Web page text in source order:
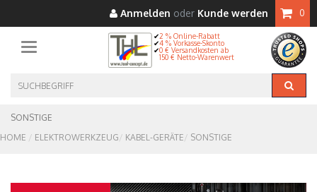
Anmelden oder Kunde werden 0
Toggle navigation
2 % Online-Rabatt
4 % Vorkasse-Skonto
0 € Versandkosten ab
150 € Netto-Warenwert
SONSTIGE
HOME
ELEKTROWERKZEUG KABEL-GERÄTE SONSTIGE